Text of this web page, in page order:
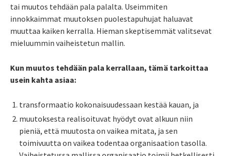
tai muutos tehdään pala palalta. Useimmiten
innokkaimmat muutoksen puolestapuhujat haluavat
muuttaa kaiken kerralla. Hieman skeptisemmät valitsevat
mieluummin vaiheistetun mallin.
Kun muutos tehdään pala kerrallaan, tämä tarkoittaa
usein kahta asiaa:
transformaatio kokonaisuudessaan kestää kauan, ja
muutoksesta realisoituvat hyödyt ovat alkuun niin
pieniä, että muutosta on vaikea mitata, ja sen
toimivuutta on vaikea todentaa organisaation tasolla.